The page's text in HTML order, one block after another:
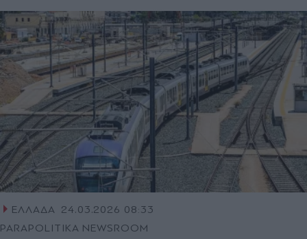
ΕΛΛΑΔΑ 24.03.2026 08:33
PARAPOLITIKA NEWSROOM